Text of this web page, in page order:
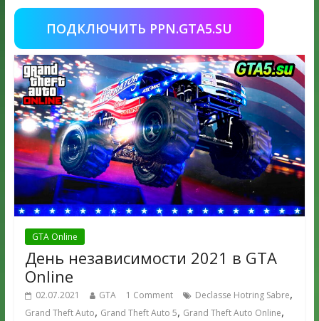
ПОДКЛЮЧИТЬ PPN.GTA5.SU
GTA Online
День независимости 2021 в GTA
Online
02.07.2021 GTA 1 Comment Declasse Hotring Sabre,
Grand Theft Auto, Grand Theft Auto 5, Grand Theft Auto Online,